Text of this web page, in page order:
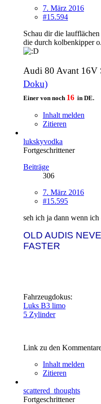
7. März 2016
#15.594
Schau dir die
die durch kolbenkipper
Audi 80 Avant 16V
Doku)
Einer von noch 16 in DE.
Inhalt melden
Zitieren
lukskyvodka
Fortgeschrittener
Beiträge
306
7. März 2016
#15.595
seh ich ja dann wenn
OLD AUDIS
FASTER
Fahrzeugdokus:
Luks B3 limo
5 Zylinder
Link zu den
Inhalt melden
Zitieren
scattered_thoughts
Fortgeschrittener